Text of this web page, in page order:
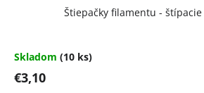
Štiepačky filamentu -
Skladom (10 ks)
€3,10